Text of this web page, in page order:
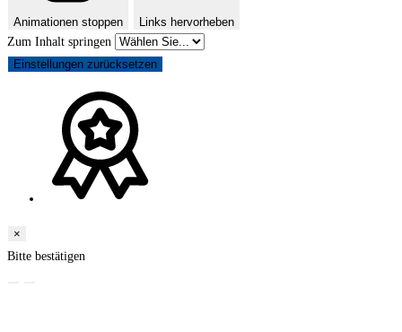
Animationen stoppen
Links hervorheben
Zum Inhalt springen
Einstellungen zurücksetzen
×
Bitte bestätigen